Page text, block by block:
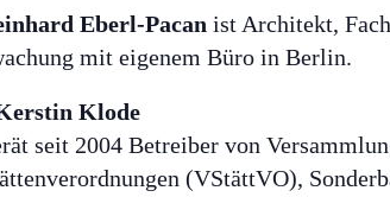
Eberl-Pacan ist Architekt,
mit eigenem Büro in Berlin.
Klode
seit 2004 Betreiber von
(VStättVO),